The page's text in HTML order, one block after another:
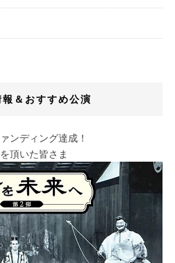
＆おすすめ公演
ンディング達成！
頂いた皆さま